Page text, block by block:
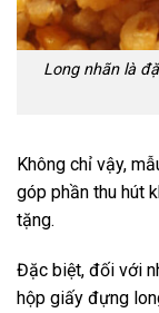
Long nhãn là
Không chỉ vậy,
góp phần thu hút
tặng.
Đặc biệt, đối với
hộp giấy đựng